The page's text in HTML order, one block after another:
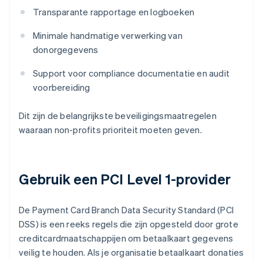
Transparante rapportage en logboeken
Minimale handmatige verwerking van
donorgegevens
Support voor compliance documentatie en audit
voorbereiding
Dit zijn de belangrijkste beveiligingsmaatregelen
waaraan non-profits prioriteit moeten geven.
Gebruik een PCI Level 1-provider
De Payment Card Branch Data Security Standard (PCI
DSS) is een reeks regels die zijn opgesteld door grote
creditcardmaatschappijen om betaalkaart gegevens
veilig te houden. Als je organisatie betaalkaart donaties